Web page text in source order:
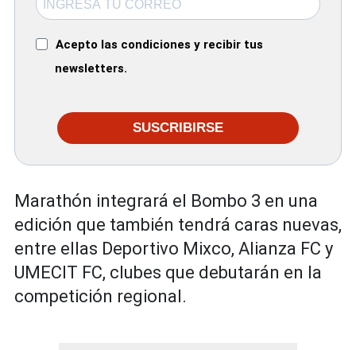
Acepto las condiciones y recibir tus
newsletters.
SUSCRIBIRSE
Marathón integrará el Bombo 3 en una
edición que también tendrá caras nuevas,
entre ellas Deportivo Mixco, Alianza FC y
UMECIT FC, clubes que debutarán en la
competición regional.